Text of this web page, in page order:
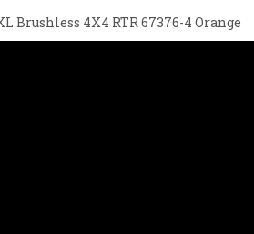
Brushless 4X4 RTR 67376-4 Orange